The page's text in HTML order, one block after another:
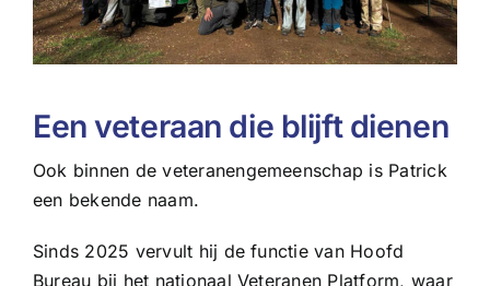
Een veteraan die blijft dienen
Ook binnen de veteranengemeenschap is Patrick
een bekende naam.
Sinds 2025 vervult hij de functie van Hoofd
Bureau bij het nationaal Veteranen Platform, waar